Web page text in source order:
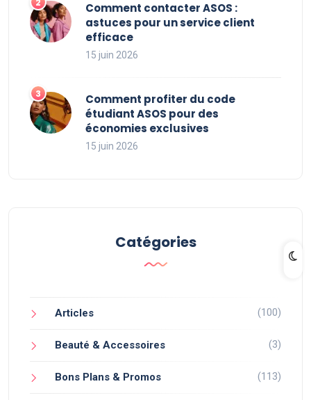
Comment contacter ASOS :
astuces pour un service client
efficace
15 juin 2026
Comment profiter du code
étudiant ASOS pour des
économies exclusives
15 juin 2026
Catégories
Articles (100)
Beauté & Accessoires (3)
Bons Plans & Promos (113)